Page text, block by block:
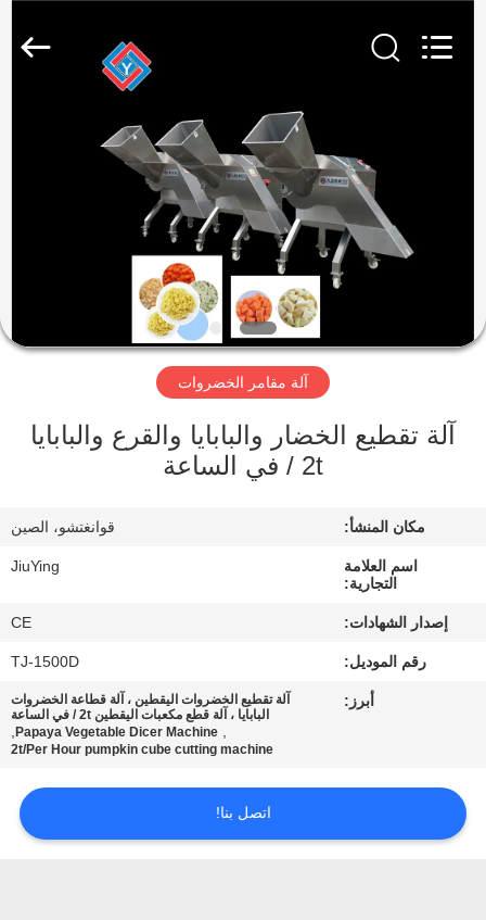
المنتجات
برنامج
حولنا
جولة
مراقبة
الجودة
اتصل
أخبار
القضايا
Guangzhou
Machinery
Co.,Ltd.
آلة مقامر الخضروات
آلة تقطيع الخضار والبابايا والقرع والبابايا
2t / في الساعة
مكان المنشأ: قوانغتشو، الصين
اسم العلامة
التجارية:
JiuYing
إصدار الشهادات: CE
رقم الموديل: TJ-1500D
أبرز:
آلة تقطيع الخضروات اليقطين ، آلة قطاعة الخضروات
البابايا ، آلة قطع مكعبات اليقطين 2t / في الساعة
,
Papaya Vegetable Dicer Machine
,
2t/Per Hour pumpkin cube cutting machine
اتصل بنا!